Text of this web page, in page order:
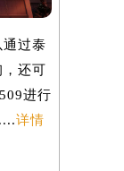
过泰
还可
进行
详情